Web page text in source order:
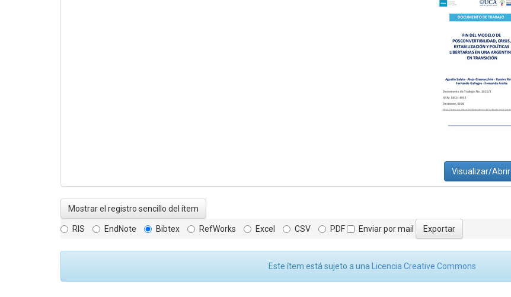
Visualizar/Abrir
Mostrar el registro sencillo del ítem
RIS EndNote Bibtex RefWorks Excel CSV PDF Enviar por mail
Este ítem está sujeto a una Licencia Creative Commons